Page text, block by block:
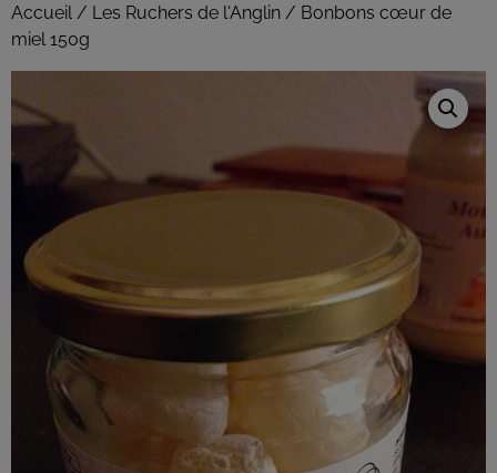
Accueil/ Les Ruchers de l'Anglin / Bonbons cœur de
miel 150g